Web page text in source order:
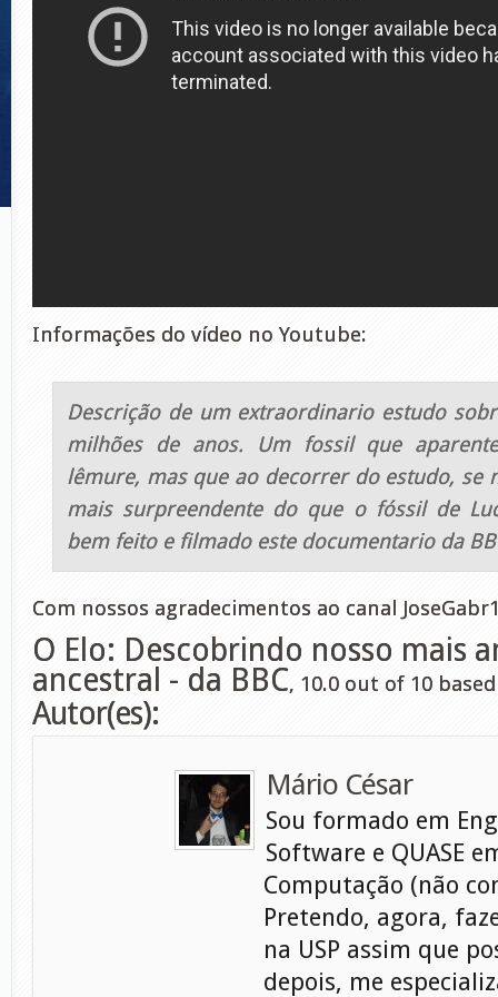
Informações do vídeo no Youtube:
Descrição de um extraordinario estudo
milhões de anos. Um fossil que
lêmure, mas que ao decorrer do estudo, se
mais surpreendente do que o fóssil de
bem feito e filmado este documentario da
Com nossos agradecimentos ao canal
O Elo: Descobrindo nosso mais
ancestral - da BBC, 10.0 out of 10
Autor(es):
Mário César
Sou formado em
Software e QUASE
Computação (não
Pretendo, agora,
na USP assim que
depois, me